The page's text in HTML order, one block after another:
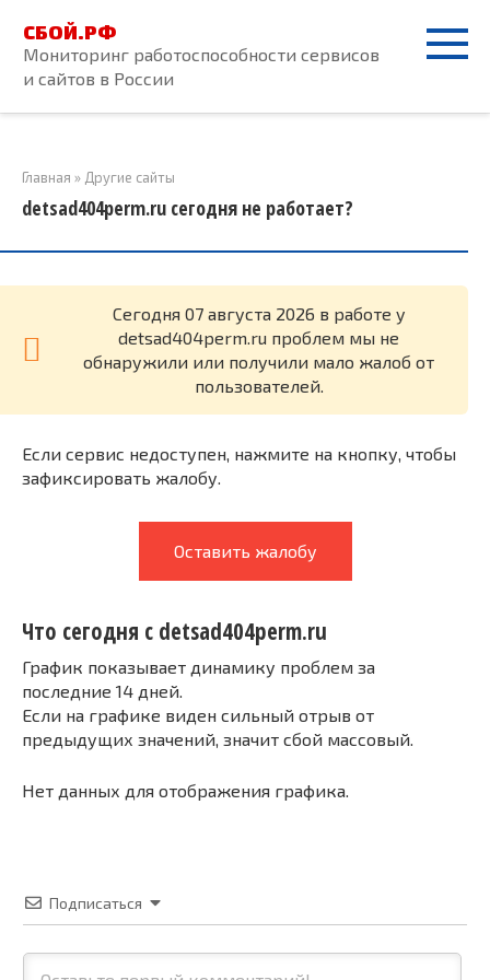
контенту
СБОЙ.РФ
Мониторинг работоспособности сервисов
и сайтов в России
Главная » Другие сайты
detsad404perm.ru сегодня не работает?
Cегодня 07 августа 2026 в работе у
detsad404perm.ru проблем мы не
обнаружили или получили мало жалоб от
пользователей.
Если сервис недоступен, нажмите на кнопку, чтобы
зафиксировать жалобу.
Оставить жалобу
Что сегодня с detsad404perm.ru
График показывает динамику проблем за
последние 14 дней.
Если на графике виден сильный отрыв от
предыдущих значений, значит сбой массовый.
Нет данных для отображения графика.
Подписаться